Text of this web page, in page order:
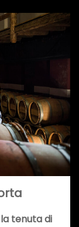
tenuta di